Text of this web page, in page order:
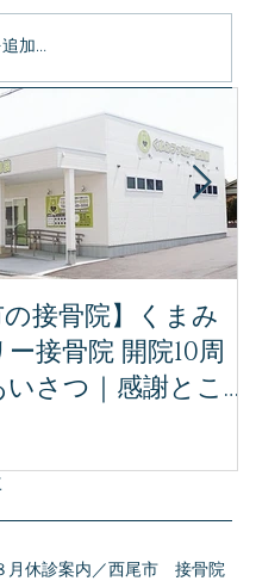
追加…
の接骨院】くまみ
接骨院 開院10周
さつ｜感謝とこ
月休診案内／西尾市 接骨院